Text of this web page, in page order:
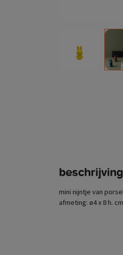
beschrijving
mini nijntje van
afmeting: ø4 x 8 h.